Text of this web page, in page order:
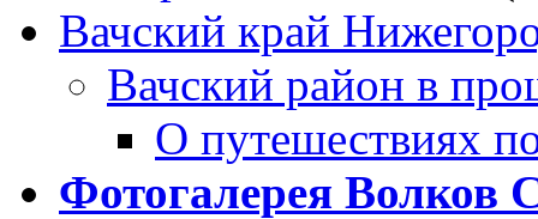
Вачский край
Вачский район в
О путешествиях
Фотогалерея Волков